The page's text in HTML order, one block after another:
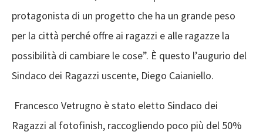
protagonista di un progetto che ha un grande peso
per la città perché offre ai ragazzi e alle ragazze la
possibilità di cambiare le cose”. È questo l’augurio del
Sindaco dei Ragazzi uscente, Diego Caianiello.
Francesco Vetrugno è stato eletto Sindaco dei
Ragazzi al fotofinish, raccogliendo poco più del 50%